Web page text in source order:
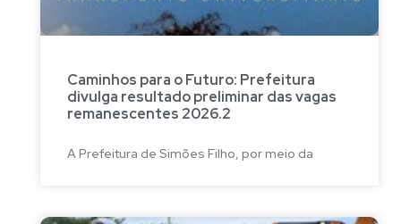
Caminhos para o Futuro: Prefeitura
divulga resultado preliminar das vagas
remanescentes 2026.2
A Prefeitura de Simões Filho, por meio da